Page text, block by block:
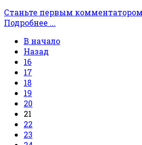
Станьте первым
Подробнее ...
В начало
Назад
16
17
18
19
20
21
22
23